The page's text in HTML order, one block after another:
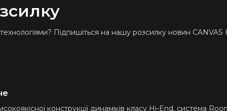
Підпишіться на нашу розсилку новин CANVAS
конструкції динаміків класу Hi-End, система